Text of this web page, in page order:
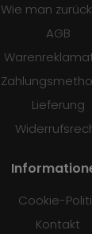
Wie man
AGB
Lieferung
Cookie-
Kontakt